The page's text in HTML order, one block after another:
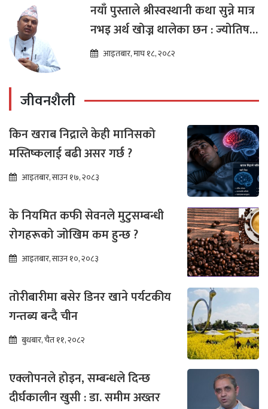
नयाँ पुस्ताले श्रीस्वस्थानी कथा सुन्ने मात्र
नभइ अर्थ खोज्न थालेका छन : ज्योतिष
तारा लोचन न्यौपाने
आइतबार, माघ १८, २०८२
जीवनशैली
किन खराब निद्राले केही मानिसको
मस्तिष्कलाई बढी असर गर्छ ?
आइतबार, साउन १७, २०८३
के नियमित कफी सेवनले मुटुसम्बन्धी
रोगहरूको जोखिम कम हुन्छ ?
आइतबार, साउन १०, २०८३
तोरीबारीमा बसेर डिनर खाने पर्यटकीय
गन्तब्य बन्दै चीन
बुधबार, चैत ११, २०८२
एक्लोपनले होइन, सम्बन्धले दिन्छ
दीर्घकालीन खुसी : डा. समीम अख्तर